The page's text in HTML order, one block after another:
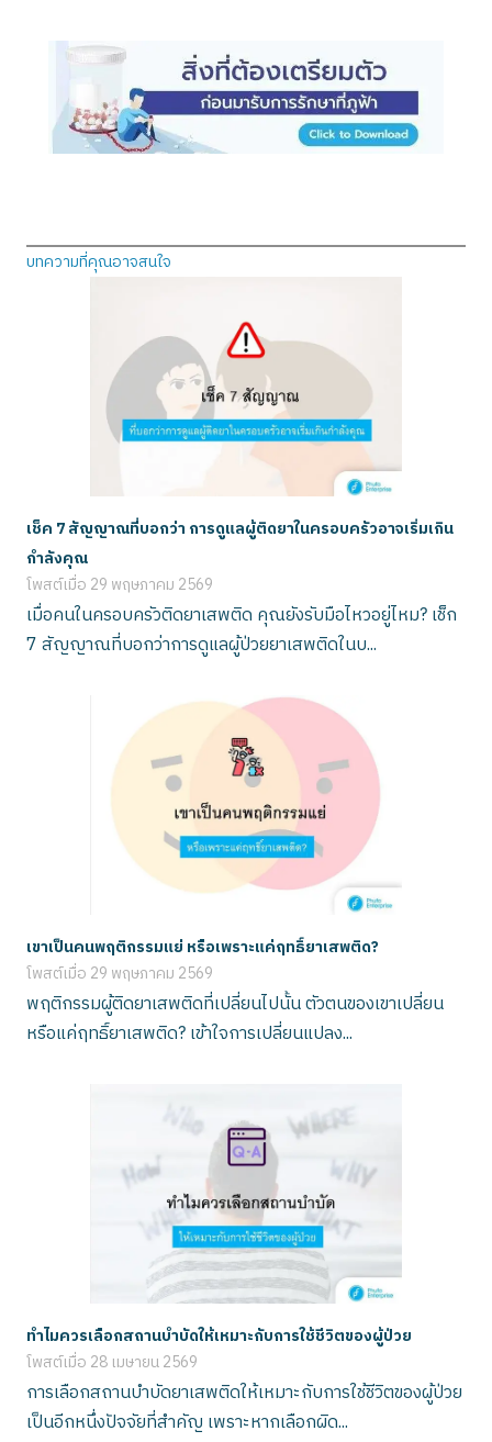
บทความที่คุณอาจสนใจ
เช็ค 7 สัญญาณที่บอกว่า การดูแลผู้ติดยาในครอบครัวอาจเริ่มเกิน
กำลังคุณ
โพสต์เมื่อ 29 พฤษภาคม 2569
เมื่อคนในครอบครัวติดยาเสพติด คุณยังรับมือไหวอยู่ไหม? เช็ก
7 สัญญาณที่บอกว่าการดูแลผู้ป่วยยาเสพติดในบ...
เขาเป็นคนพฤติกรรมแย่ หรือเพราะแค่ฤทธิ์ยาเสพติด?
โพสต์เมื่อ 29 พฤษภาคม 2569
พฤติกรรมผู้ติดยาเสพติดที่เปลี่ยนไปนั้น ตัวตนของเขาเปลี่ยน
หรือแค่ฤทธิ์ยาเสพติด? เข้าใจการเปลี่ยนแปลง...
ทำไมควรเลือกสถานบำบัดให้เหมาะกับการใช้ชีวิตของผู้ป่วย
โพสต์เมื่อ 28 เมษายน 2569
การเลือกสถานบำบัดยาเสพติดให้เหมาะกับการใช้ชีวิตของผู้ป่วย
เป็นอีกหนึ่งปัจจัยที่สำคัญ เพราะหากเลือกผิด...